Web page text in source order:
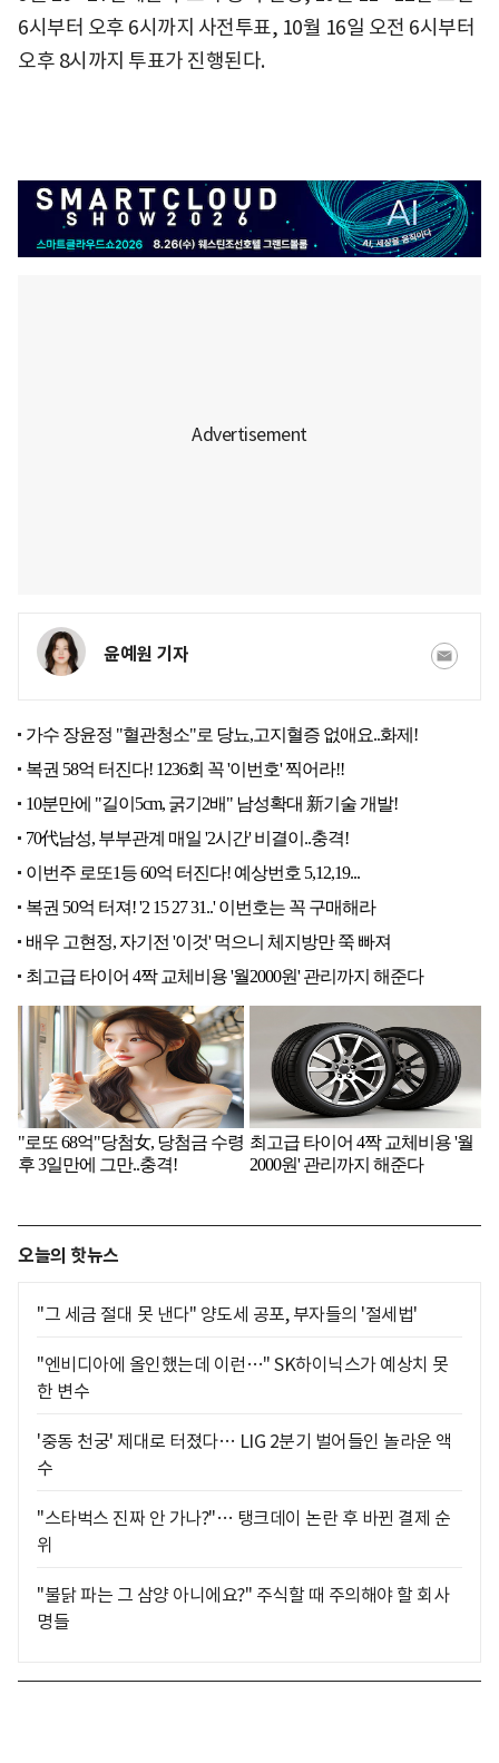
6시부터 오후 6시까지 사전투표, 10월 16일 오전 6시부터
오후 8시까지 투표가 진행된다.
윤예원 기자
오늘의 핫뉴스
"그 세금 절대 못 낸다" 양도세 공포, 부자들의 '절세법'
"엔비디아에 올인했는데 이런…" SK하이닉스가 예상치 못
한 변수
'중동 천궁' 제대로 터졌다… LIG 2분기 벌어들인 놀라운 액
수
"스타벅스 진짜 안 가나?"… 탱크데이 논란 후 바뀐 결제 순
위
"불닭 파는 그 삼양 아니에요?" 주식할 때 주의해야 할 회사
명들